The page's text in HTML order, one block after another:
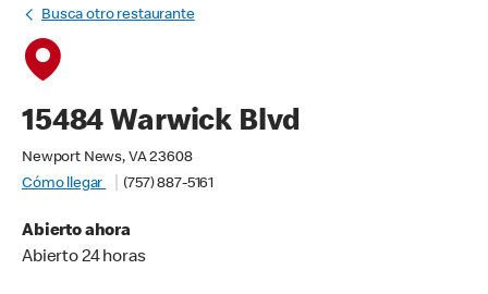
Busca otro restaurante
15484 Warwick Blvd
Newport News, VA 23608
Cómo llegar
(757) 887-5161
Abierto ahora
Abierto 24 horas